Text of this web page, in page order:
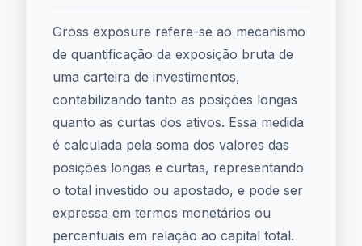
Gross exposure refere-se ao mecanismo
de quantificação da exposição bruta de
uma carteira de investimentos,
contabilizando tanto as posições longas
quanto as curtas dos ativos. Essa medida
é calculada pela soma dos valores das
posições longas e curtas, representando
o total investido ou apostado, e pode ser
expressa em termos monetários ou
percentuais em relação ao capital total.